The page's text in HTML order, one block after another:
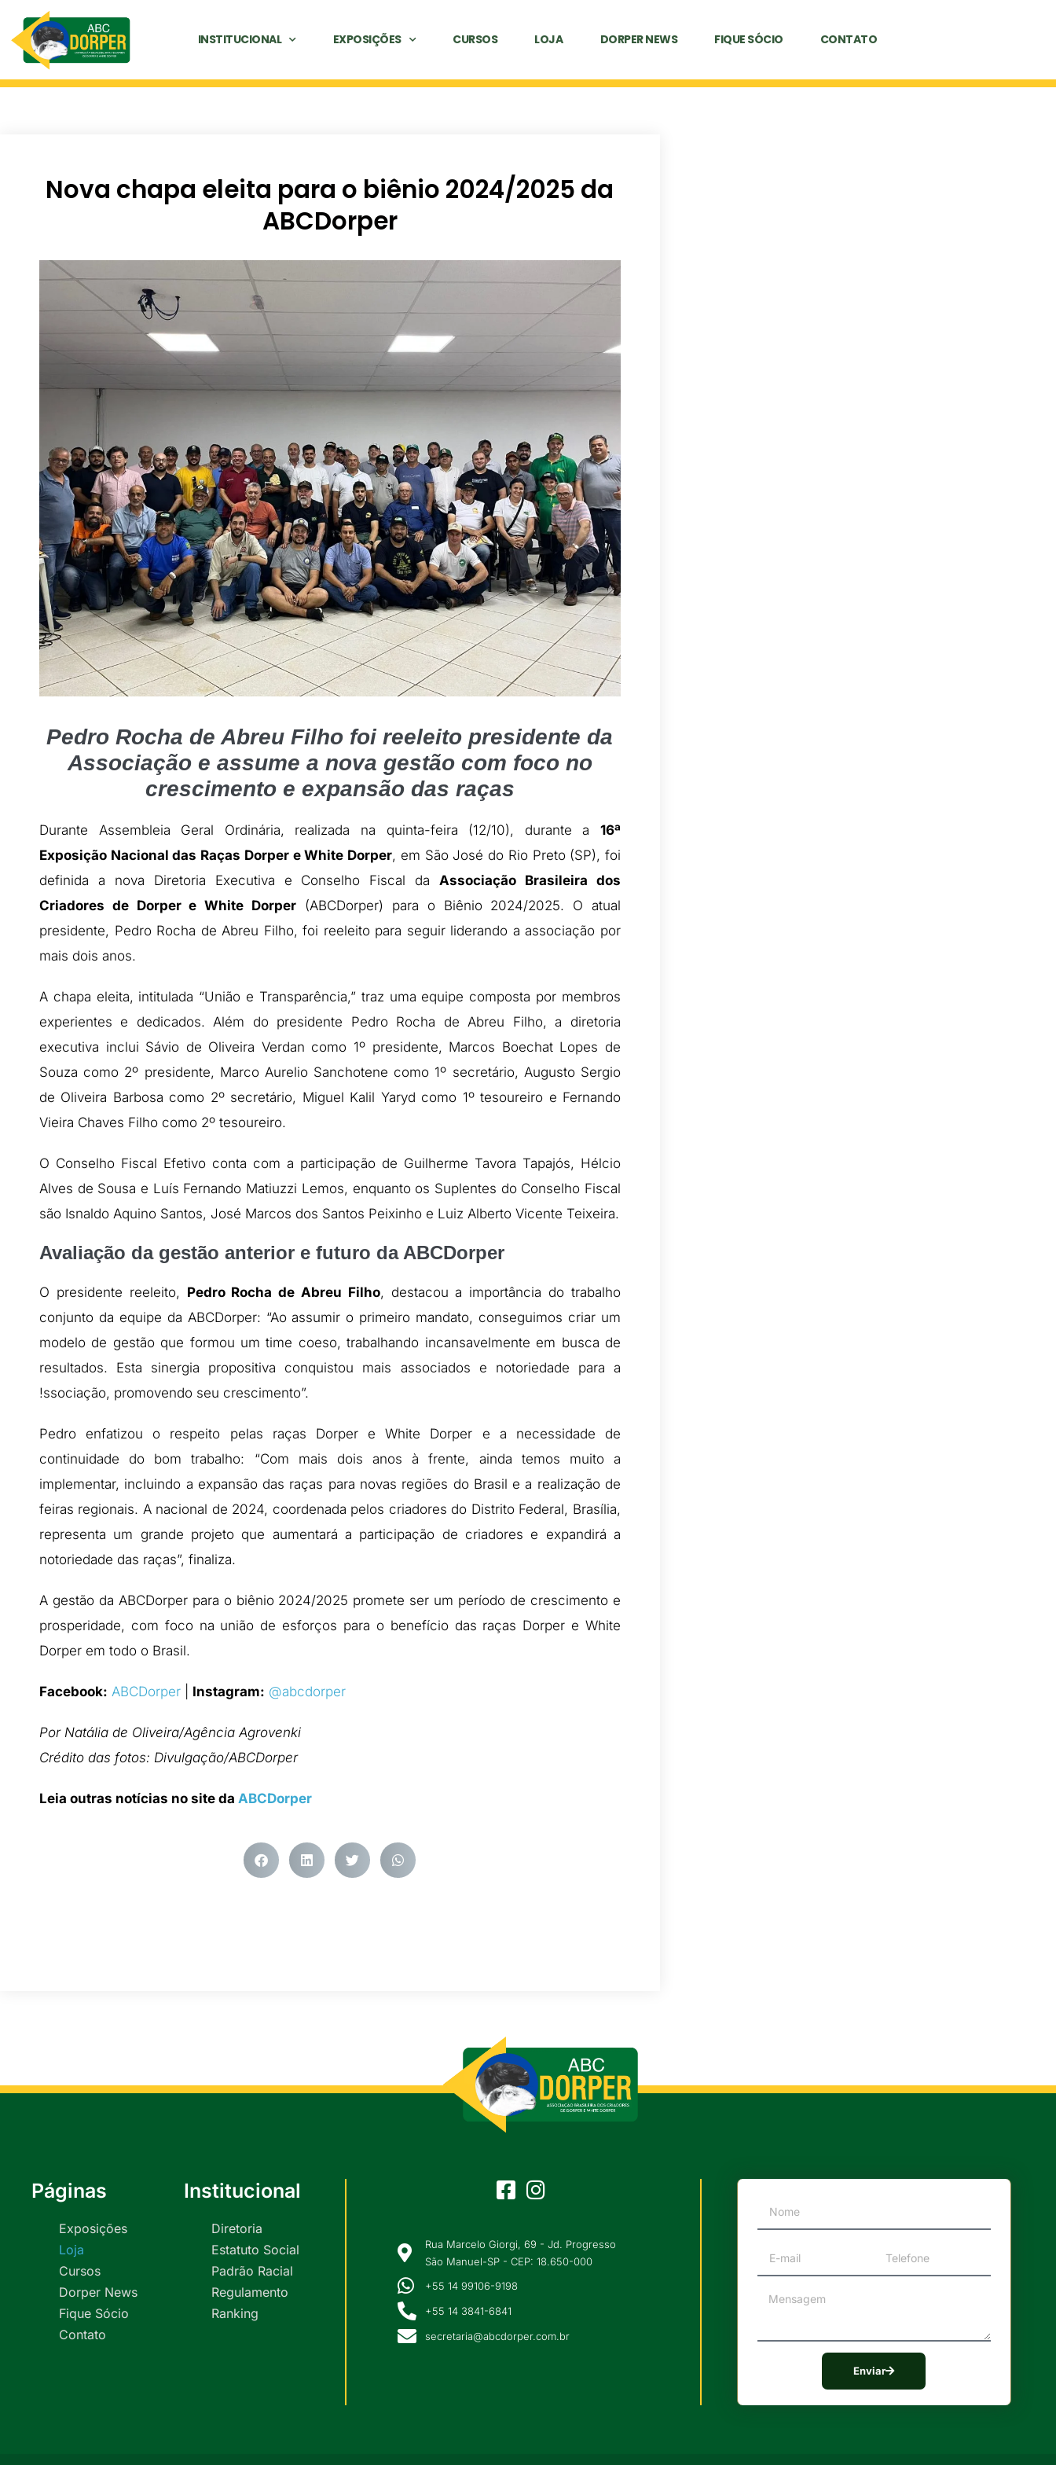
INSTITUCIONAL EXPOSIÇÕES CURSOS LOJA DORPER NEWS FIQUE SÓCIO CONTATO
Nova chapa eleita para o biênio 2024/2025 da
ABCDorper
Pedro Rocha de Abreu Filho foi reeleito presidente da
Associação e assume a nova gestão com foco no
crescimento e expansão das raças
Durante Assembleia Geral Ordinária, realizada na quinta-feira (12/10), durante a 16ª
Exposição Nacional das Raças Dorper e White Dorper, em São José do Rio Preto (SP), foi
definida a nova Diretoria Executiva e Conselho Fiscal da Associação Brasileira dos
Criadores de Dorper e White Dorper (ABCDorper) para o Biênio 2024/2025. O atual
presidente, Pedro Rocha de Abreu Filho, foi reeleito para seguir liderando a associação por
mais dois anos.
A chapa eleita, intitulada “União e Transparência,” traz uma equipe composta por membros
experientes e dedicados. Além do presidente Pedro Rocha de Abreu Filho, a diretoria
executiva inclui Sávio de Oliveira Verdan como 1º presidente, Marcos Boechat Lopes de
Souza como 2º presidente, Marco Aurelio Sanchotene como 1º secretário, Augusto Sergio
de Oliveira Barbosa como 2º secretário, Miguel Kalil Yaryd como 1º tesoureiro e Fernando
Vieira Chaves Filho como 2º tesoureiro.
O Conselho Fiscal Efetivo conta com a participação de Guilherme Tavora Tapajós, Hélcio
Alves de Sousa e Luís Fernando Matiuzzi Lemos, enquanto os Suplentes do Conselho Fiscal
são Isnaldo Aquino Santos, José Marcos dos Santos Peixinho e Luiz Alberto Vicente Teixeira.
Avaliação da gestão anterior e futuro da ABCDorper
O presidente reeleito, Pedro Rocha de Abreu Filho, destacou a importância do trabalho
conjunto da equipe da ABCDorper: “Ao assumir o primeiro mandato, conseguimos criar um
modelo de gestão que formou um time coeso, trabalhando incansavelmente em busca de
resultados. Esta sinergia propositiva conquistou mais associados e notoriedade para a
!ssociação, promovendo seu crescimento”.
Pedro enfatizou o respeito pelas raças Dorper e White Dorper e a necessidade de
continuidade do bom trabalho: “Com mais dois anos à frente, ainda temos muito a
implementar, incluindo a expansão das raças para novas regiões do Brasil e a realização de
feiras regionais. A nacional de 2024, coordenada pelos criadores do Distrito Federal, Brasília,
representa um grande projeto que aumentará a participação de criadores e expandirá a
notoriedade das raças”, finaliza.
A gestão da ABCDorper para o biênio 2024/2025 promete ser um período de crescimento e
prosperidade, com foco na união de esforços para o benefício das raças Dorper e White
Dorper em todo o Brasil.
Facebook: ABCDorper Instagram: @abcdorper
Por Natália de Oliveira/Agência Agrovenki
Crédito das fotos: Divulgação/ABCDorper
Leia outras notícias no site da ABCDorper
Páginas
Exposições
Loja
Cursos
Dorper News
Fique Sócio
Contato
Institucional
Diretoria
Estatuto Social
Padrão Racial
Regulamento
Ranking
Rua Marcelo Giorgi, 69 - Jd. Progresso
São Manuel-SP - CEP: 18.650-000
+55 14 99106-9198
+55 14 3841-6841
secretaria@abcdorper.com.br
Enviar